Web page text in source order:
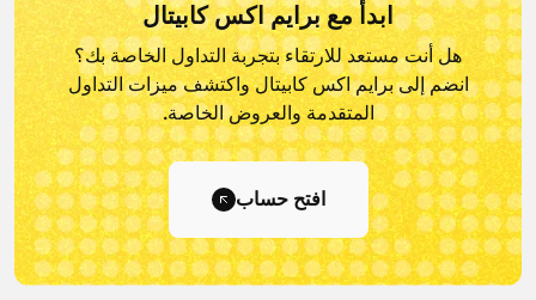
ابدأ مع برايم اكس كابيتال
هل أنت مستعد للارتقاء بتجربة التداول الخاصة بك؟
انضم إلى برايم اكس كابيتال واكتشف ميزات التداول
المتقدمة والعروض الخاصة.
افتح حساب